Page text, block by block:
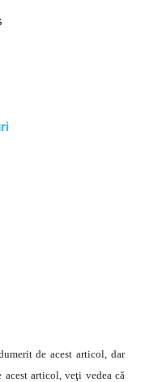
de acest articol, dar
articol, veţi vedea că